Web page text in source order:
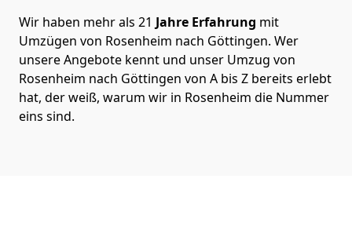
Wir haben mehr als 21 Jahre Erfahrung mit
Umzügen von Rosenheim nach Göttingen. Wer
unsere Angebote kennt und unser Umzug von
Rosenheim nach Göttingen von A bis Z bereits erlebt
hat, der weiß, warum wir in Rosenheim die Nummer
eins sind.